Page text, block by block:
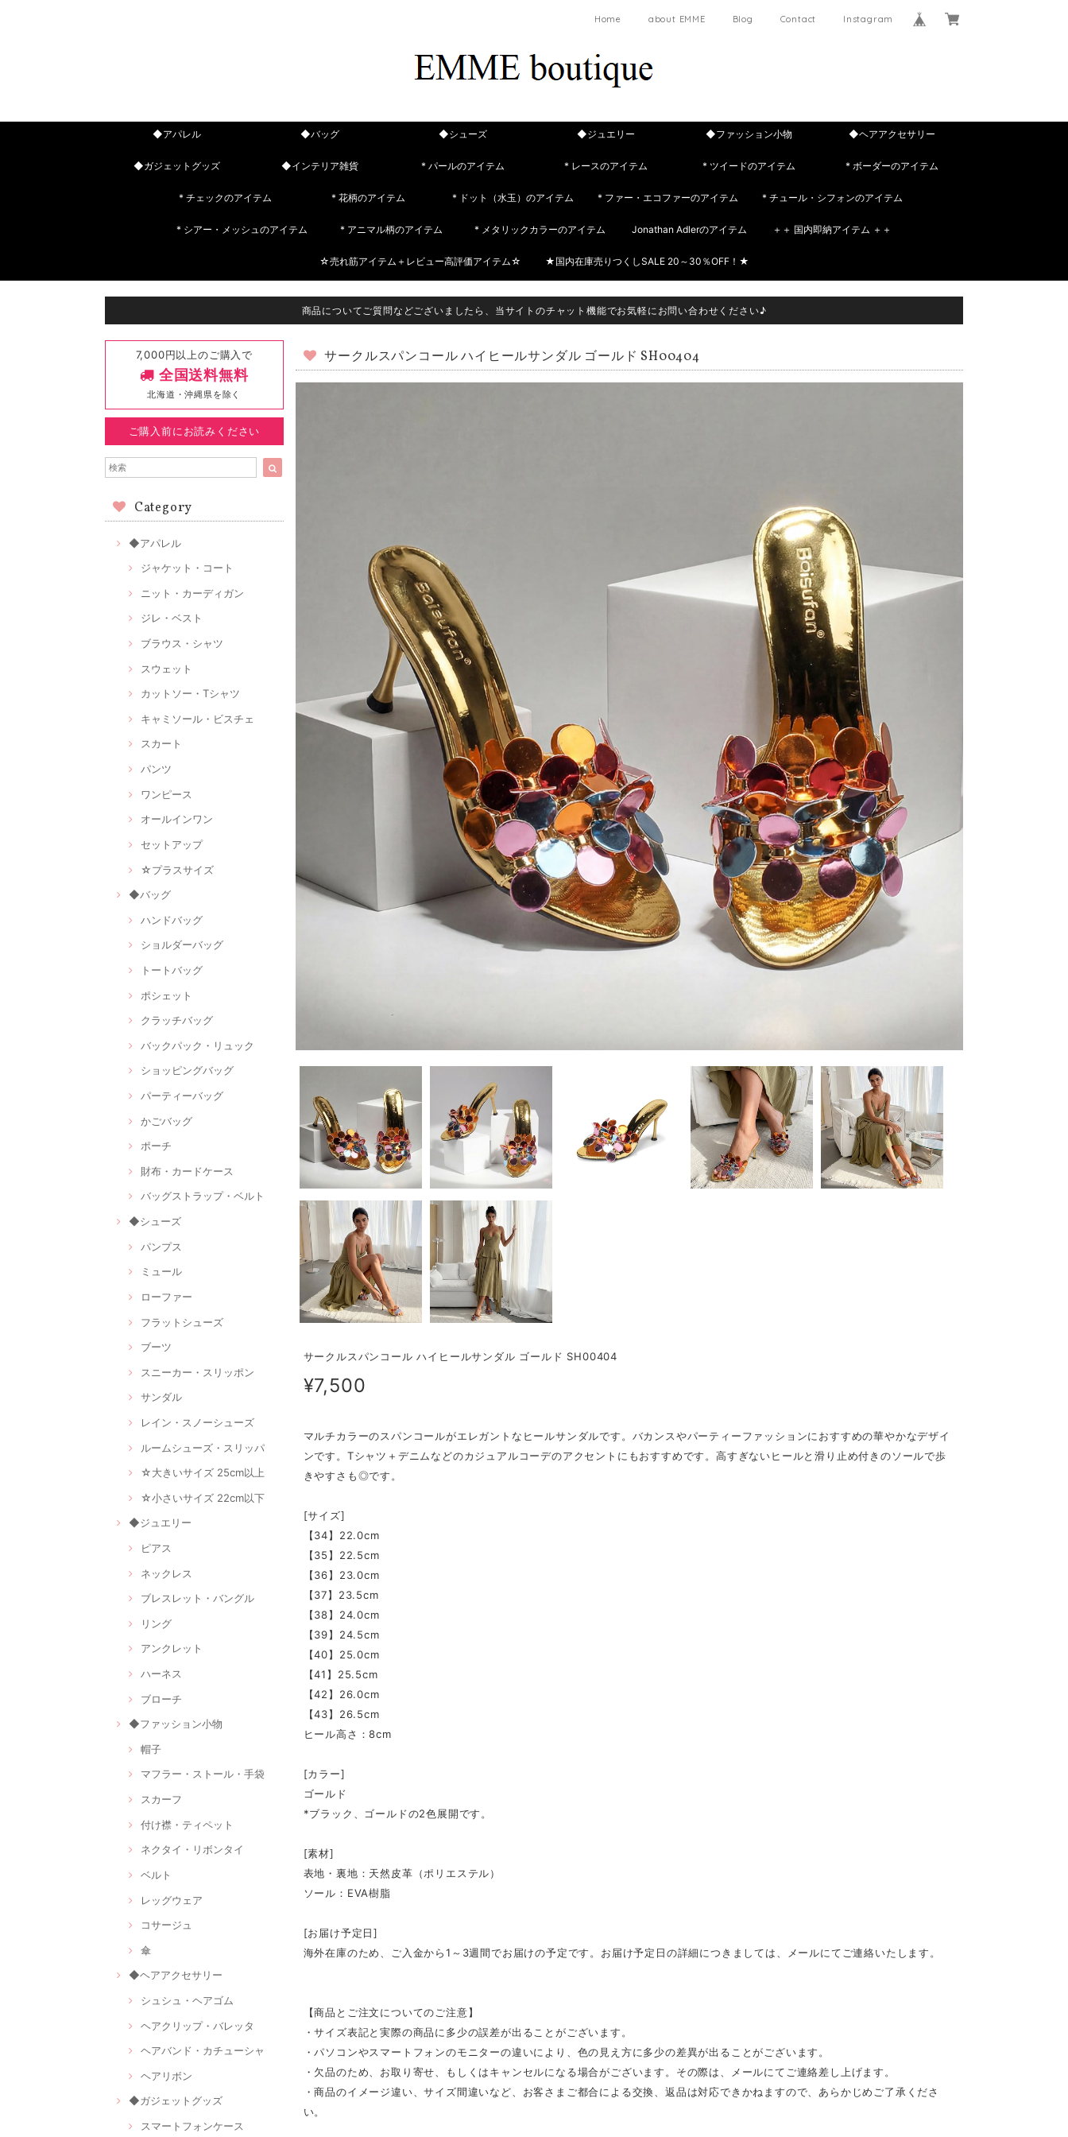
Home about EMME Blog Contact Instagram
◆アパレル ◆バッグ ◆シューズ ◆ジュエリー ◆ファッション小物 ◆ヘアアクセサリー
◆ガジェットグッズ ◆インテリア雑貨 * パールのアイテム * レースのアイテム * ツイードのアイテム * ボーダーのアイテム
* チェックのアイテム * 花柄のアイテム * ドット（水玉）のアイテム * ファー・エコファーのアイテム * チュール・シフォンのアイテム
* シアー・メッシュのアイテム * アニマル柄のアイテム * メタリックカラーのアイテム Jonathan Adlerのアイテム ＋＋ 国内即納アイテム ＋＋
☆売れ筋アイテム＋レビュー高評価アイテム☆ ★国内在庫売りつくしSALE 20～30％OFF！★
商品についてご質問などございましたら、当サイトのチャット機能でお気軽にお問い合わせください♪
7,000円以上のご購入で
全国送料無料
北海道・沖縄県を除く
ご購入前にお読みください
Category
◆アパレル
ジャケット・コート
ニット・カーディガン
ジレ・ベスト
ブラウス・シャツ
スウェット
カットソー・Tシャツ
キャミソール・ビスチェ
スカート
パンツ
ワンピース
オールインワン
セットアップ
☆プラスサイズ
◆バッグ
ハンドバッグ
ショルダーバッグ
トートバッグ
ポシェット
クラッチバッグ
バックパック・リュック
ショッピングバッグ
パーティーバッグ
かごバッグ
ポーチ
財布・カードケース
バッグストラップ・ベルト
◆シューズ
パンプス
ミュール
ローファー
フラットシューズ
ブーツ
スニーカー・スリッポン
サンダル
レイン・スノーシューズ
ルームシューズ・スリッパ
☆大きいサイズ 25cm以上
☆小さいサイズ 22cm以下
◆ジュエリー
ピアス
ネックレス
ブレスレット・バングル
リング
アンクレット
ハーネス
ブローチ
◆ファッション小物
帽子
マフラー・ストール・手袋
スカーフ
付け襟・ティペット
ネクタイ・リボンタイ
ベルト
レッグウェア
コサージュ
傘
◆ヘアアクセサリー
シュシュ・ヘアゴム
ヘアクリップ・バレッタ
ヘアバンド・カチューシャ
ヘアリボン
◆ガジェットグッズ
スマートフォンケース
サークルスパンコール ハイヒールサンダル ゴールド SH00404
サークルスパンコール ハイヒールサンダル ゴールド SH00404
¥7,500
マルチカラーのスパンコールがエレガントなヒールサンダルです。バカンスやパーティーファッションにおすすめの華やかなデザイ
ンです。Tシャツ＋デニムなどのカジュアルコーデのアクセントにもおすすめです。高すぎないヒールと滑り止め付きのソールで歩
きやすさも◎です。
[サイズ]
【34】22.0cm
【35】22.5cm
【36】23.0cm
【37】23.5cm
【38】24.0cm
【39】24.5cm
【40】25.0cm
【41】25.5cm
【42】26.0cm
【43】26.5cm
ヒール高さ：8cm
[カラー]
ゴールド
*ブラック、ゴールドの2色展開です。
[素材]
表地・裏地：天然皮革（ポリエステル）
ソール：EVA樹脂
[お届け予定日]
海外在庫のため、ご入金から1～3週間でお届けの予定です。お届け予定日の詳細につきましては、メールにてご連絡いたします。
【商品とご注文についてのご注意】
・サイズ表記と実際の商品に多少の誤差が出ることがございます。
・パソコンやスマートフォンのモニターの違いにより、色の見え方に多少の差異が出ることがございます。
・欠品のため、お取り寄せ、もしくはキャンセルになる場合がございます。その際は、メールにてご連絡差し上げます。
・商品のイメージ違い、サイズ間違いなど、お客さまご都合による交換、返品は対応できかねますので、あらかじめご了承くださ
い。